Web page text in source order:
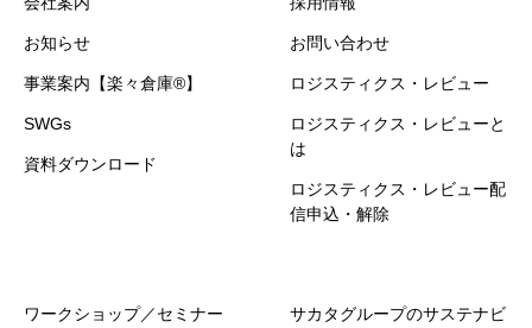
お知らせ
事業案内【楽々倉庫®】
SWGs
資料ダウンロード
お問い合わせ
ロジスティクス・レビュー
ロジスティクス・レビューと
は
ロジスティクス・レビュー配
信申込・解除
ワークショップ／セミナー
サカタグループのサステナビ